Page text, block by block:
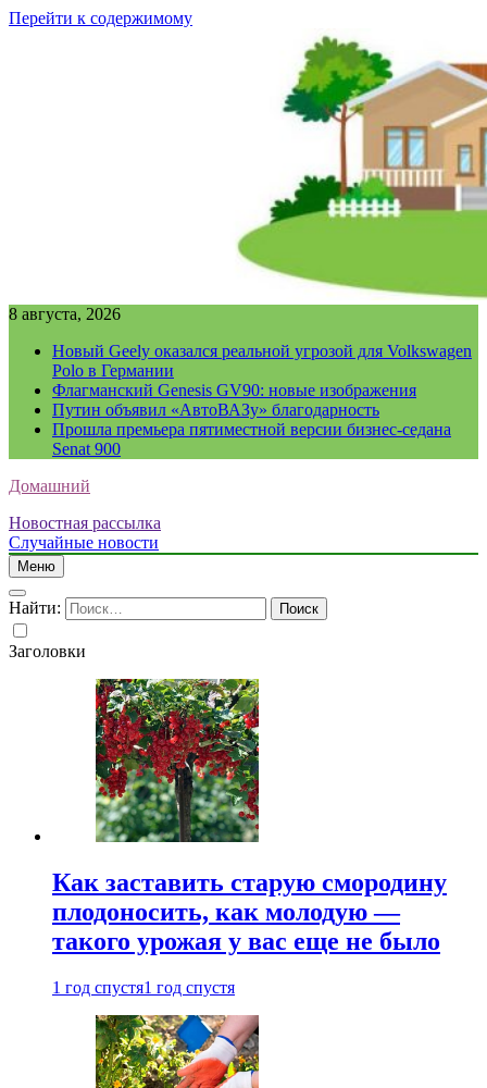
Перейти к содержимому
8 августа, 2026
Новый Geely оказался реальной угрозой для Volkswagen
Polo в Германии
Флагманский Genesis GV90: новые изображения
Путин объявил «АвтоВАЗу» благодарность
Прошла премьера пятиместной версии бизнес-седана
Senat 900
Домашний
Новостная рассылка
Случайные новости
Меню
Найти:
Заголовки
Как заставить старую смородину
плодоносить, как молодую —
такого урожая у вас еще не было
1 год спустя1 год спустя